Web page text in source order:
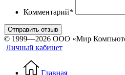
Комментарий*
Отправить отзыв
© 1999—2026 ООО «Мир
Личный кабинет
Главная